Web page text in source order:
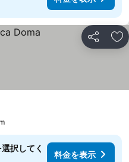
シェア お
択してく
料金を表示